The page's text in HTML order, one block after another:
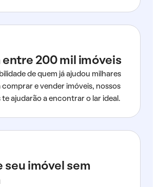
entre 200 mil imóveis
de quem já ajudou milhares
comprar e vender imóveis, nossos
te ajudarão a encontrar o lar ideal.
seu imóvel sem